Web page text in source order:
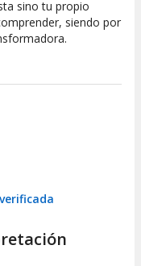
sino tu propio
siendo por